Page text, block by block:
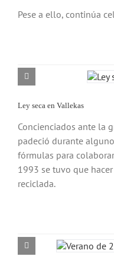
Pese a ello, continúa
Ley seca en Vallekas
Concienciados ante la
padeció durante
fórmulas para
1993 se tuvo que
reciclada.